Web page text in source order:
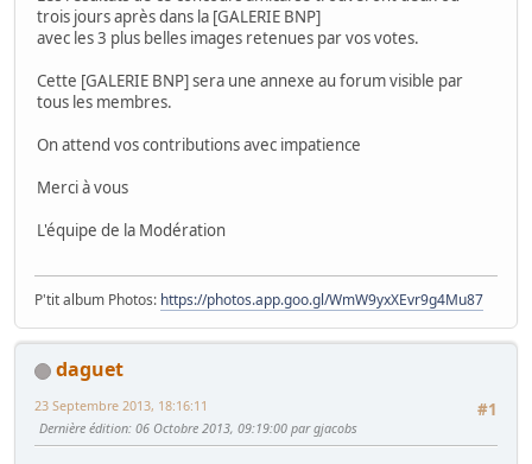
trois jours après dans la [GALERIE BNP]
avec les 3 plus belles images retenues par vos votes.
Cette [GALERIE BNP] sera une annexe au forum visible par
tous les membres.
On attend vos contributions avec impatience
Merci à vous
L'équipe de la Modération
P'tit album Photos: https://photos.app.goo.gl/WmW9yxXEvr9g4Mu87
daguet
#1
23 Septembre 2013, 18:16:11
Dernière édition: 06 Octobre 2013, 09:19:00 par gjacobs